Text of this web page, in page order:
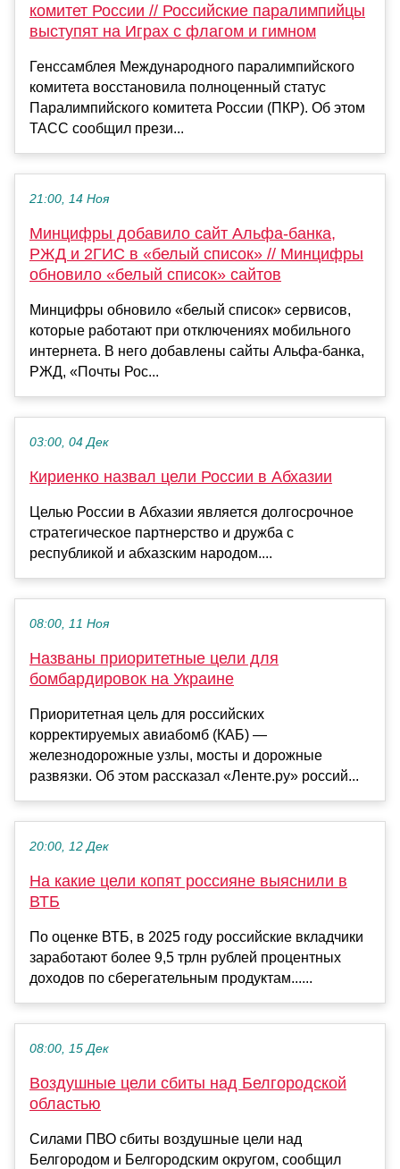
комитет России // Российские паралимпийцы
выступят на Играх с флагом и гимном
Генссамблея Международного паралимпийского
комитета восстановила полноценный статус
Паралимпийского комитета России (ПКР). Об этом
ТАСС сообщил прези...
21:00, 14 Ноя
Минцифры добавило сайт Альфа-банка,
РЖД и 2ГИС в «белый список» // Минцифры
обновило «белый список» сайтов
Минцифры обновило «белый список» сервисов,
которые работают при отключениях мобильного
интернета. В него добавлены сайты Альфа-банка,
РЖД, «Почты Рос...
03:00, 04 Дек
Кириенко назвал цели России в Абхазии
Целью России в Абхазии является долгосрочное
стратегическое партнерство и дружба с
республикой и абхазским народом....
08:00, 11 Ноя
Названы приоритетные цели для
бомбардировок на Украине
Приоритетная цель для российских
корректируемых авиабомб (КАБ) —
железнодорожные узлы, мосты и дорожные
развязки. Об этом рассказал «Ленте.ру» россий...
20:00, 12 Дек
На какие цели копят россияне выяснили в
ВТБ
По оценке ВТБ, в 2025 году российские вкладчики
заработают более 9,5 трлн рублей процентных
доходов по сберегательным продуктам......
08:00, 15 Дек
Воздушные цели сбиты над Белгородской
областью
Силами ПВО сбиты воздушные цели над
Белгородом и Белгородским округом, сообщил